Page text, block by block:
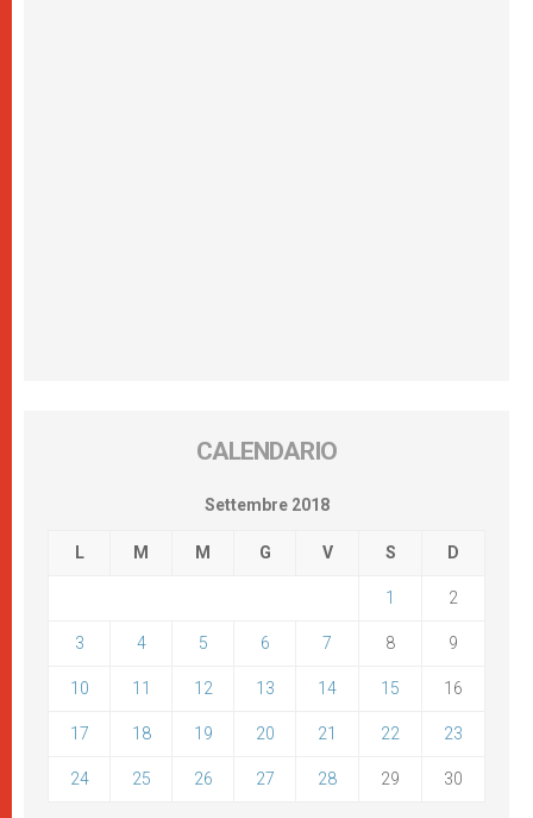
CALENDARIO
Settembre 2018
L M M G V S D
1 2
3 4 5 6 7 8 9
10 11 12 13 14 15 16
17 18 19 20 21 22 23
24 25 26 27 28 29 30